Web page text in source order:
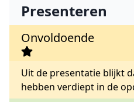
Presenteren
Onvoldoende
Uit de presentatie blijkt
hebben verdiept in de